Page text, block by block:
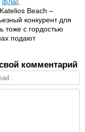
Beach –
конкурент для
тоже с гордостью
подают
комментарий